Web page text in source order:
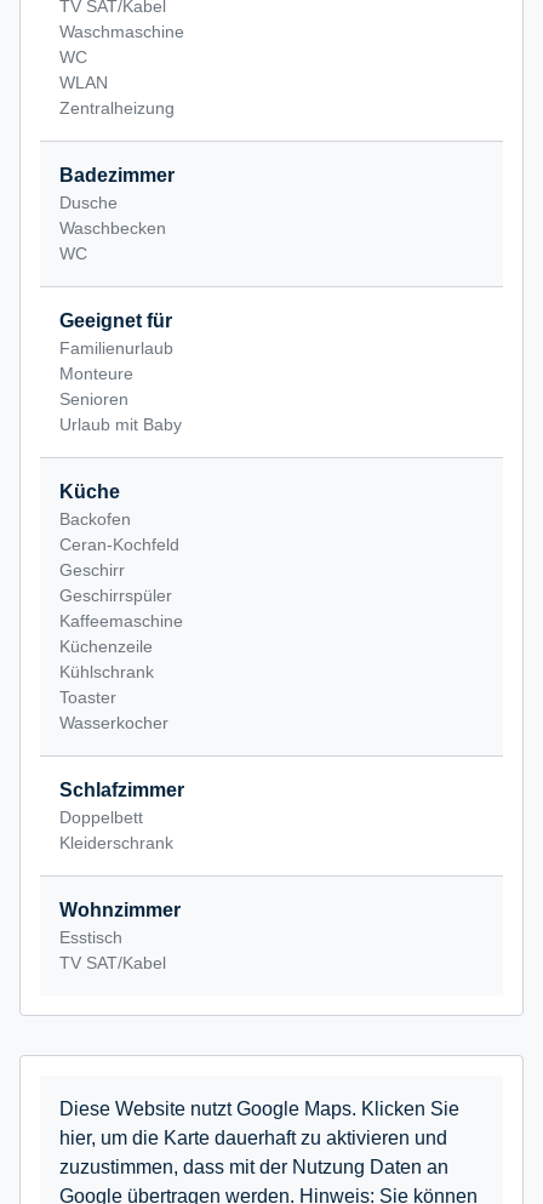
TV SAT/Kabel
Waschmaschine
WC
WLAN
Zentralheizung
Badezimmer
Dusche
Waschbecken
WC
Geeignet für
Familienurlaub
Monteure
Senioren
Urlaub mit Baby
Küche
Backofen
Ceran-Kochfeld
Geschirr
Geschirrspüler
Kaffeemaschine
Küchenzeile
Kühlschrank
Toaster
Wasserkocher
Schlafzimmer
Doppelbett
Kleiderschrank
Wohnzimmer
Esstisch
TV SAT/Kabel
Diese Website nutzt Google Maps. Klicken Sie
hier, um die Karte dauerhaft zu aktivieren und
zuzustimmen, dass mit der Nutzung Daten an
Google übertragen werden. Hinweis: Sie können